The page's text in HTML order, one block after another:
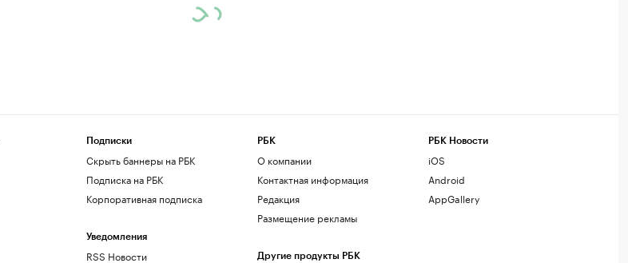
Подписки
Скрыть баннеры на РБК
Подписка на РБК
Корпоративная подписка
Уведомления
RSS Новости
РБК
О компании
Контактная информация
Редакция
Размещение рекламы
Другие продукты РБК
РБК Новости
iOS
Android
AppGallery